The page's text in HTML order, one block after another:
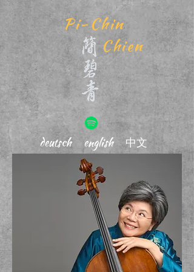
Pi-Chin
Chien
deutsch english 中文